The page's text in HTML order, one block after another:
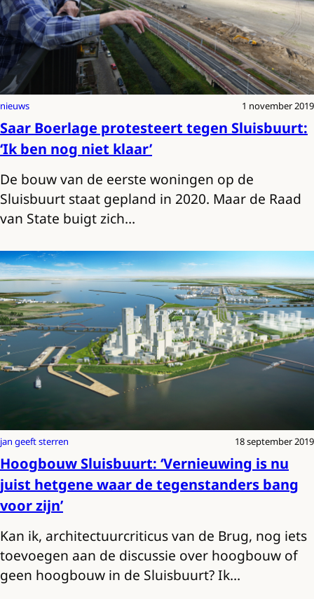
nieuws 1 november 2019
Saar Boerlage protesteert tegen Sluisbuurt:
‘Ik ben nog niet klaar’
De bouw van de eerste woningen op de
Sluisbuurt staat gepland in 2020. Maar de Raad
van State buigt zich…
jan geeft sterren 18 september 2019
Hoogbouw Sluisbuurt: ‘Vernieuwing is nu
juist hetgene waar de tegenstanders bang
voor zijn’
Kan ik, architectuurcriticus van de Brug, nog iets
toevoegen aan de discussie over hoogbouw of
geen hoogbouw in de Sluisbuurt? Ik…